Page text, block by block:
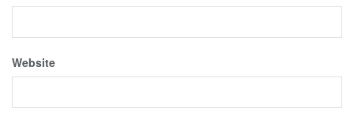
Website